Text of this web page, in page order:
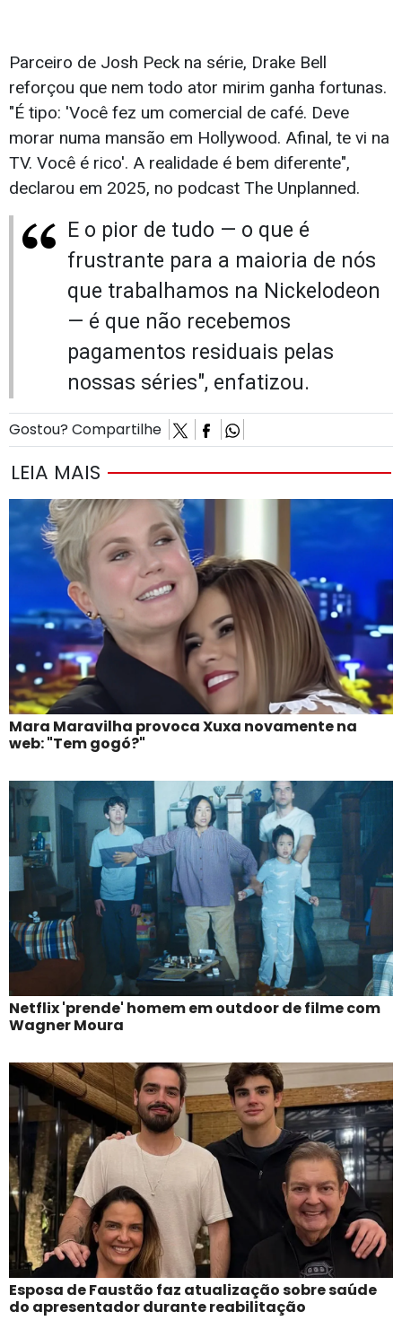
Parceiro de Josh Peck na série, Drake Bell
reforçou que nem todo ator mirim ganha fortunas.
"É tipo: 'Você fez um comercial de café. Deve
morar numa mansão em Hollywood. Afinal, te vi na
TV. Você é rico'. A realidade é bem diferente",
declarou em 2025, no podcast The Unplanned.
E o pior de tudo — o que é
frustrante para a maioria de nós
que trabalhamos na Nickelodeon
— é que não recebemos
pagamentos residuais pelas
nossas séries", enfatizou.
Gostou? Compartilhe
LEIA MAIS
Mara Maravilha provoca Xuxa novamente na
web: "Tem gogó?"
Netflix 'prende' homem em outdoor de filme com
Wagner Moura
Esposa de Faustão faz atualização sobre saúde
do apresentador durante reabilitação